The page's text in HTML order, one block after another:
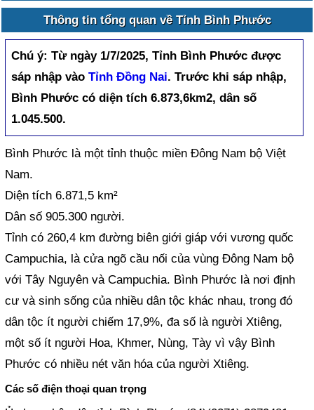
Thông tin tổng quan về Tỉnh Bình Phước
Chú ý:Từ ngày 1/7/2025, Tỉnh Bình Phước được
sáp nhập vàoTỉnh Đồng Nai. Trước khi sáp nhập,
Bình Phước có diện tích 6.873,6km2, dân số
1.045.500.
Bình Phước là một tỉnh thuộc miền Đông Nam bộ Việt
Nam.
Diện tích 6.871,5 km²
Dân số 905.300 người.
Tỉnh có 260,4 km đường biên giới giáp với vương quốc
Campuchia, là cửa ngõ cầu nối của vùng Đông Nam bộ
với Tây Nguyên và Campuchia. Bình Phước là nơi định
cư và sinh sống của nhiều dân tộc khác nhau, trong đó
dân tộc ít người chiếm 17,9%, đa số là người Xtiêng,
một số ít người Hoa, Khmer, Nùng, Tày vì vậy Bình
Phước có nhiều nét văn hóa của người Xtiêng.
Các số điện thoại quan trọng